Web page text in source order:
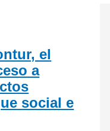
el
a
social e